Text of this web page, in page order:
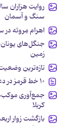
روایت هزاران
سنگ و آسمان
اهرام مِروئه
جنگل‌های
زمین
تازه‌ترین
۱۰ خط قرمز در دعوای همسران
جمع‌آوری
کربلا
بازگشت زوار